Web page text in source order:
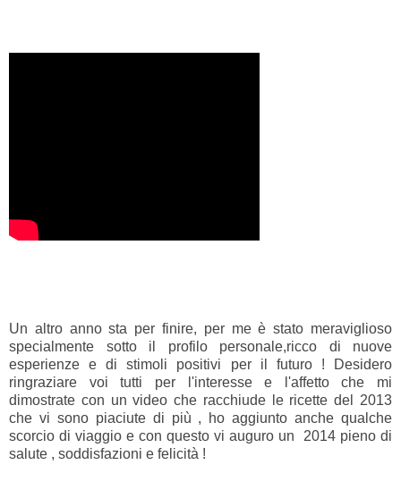
Un altro anno sta per finire, per me è stato meraviglioso
specialmente sotto il profilo personale,ricco di nuove
esperienze e di stimoli positivi per il futuro ! Desidero
ringraziare voi tutti per l'interesse e l'affetto che mi
dimostrate con un video che racchiude le ricette del 2013
che vi sono piaciute di più , ho aggiunto anche qualche
scorcio di viaggio e con questo vi auguro un 2014 pieno di
salute , soddisfazioni e felicità !